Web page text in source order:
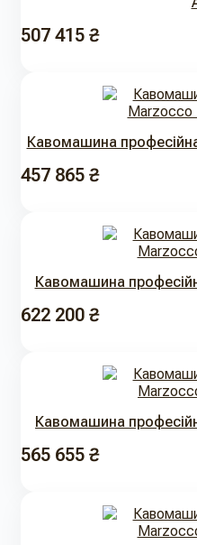
507 415 ₴
Кавомашина
457 865 ₴
Кавомашина
622 200 ₴
Кавомашина
565 655 ₴